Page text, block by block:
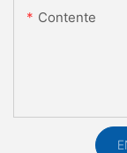
Contente